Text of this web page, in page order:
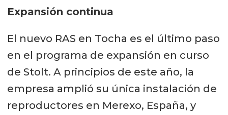
Expansión continua
El nuevo RAS en Tocha es el último paso
en el programa de expansión en curso
de Stolt. A principios de este año, la
empresa amplió su única instalación de
reproductores en Merexo, España, y